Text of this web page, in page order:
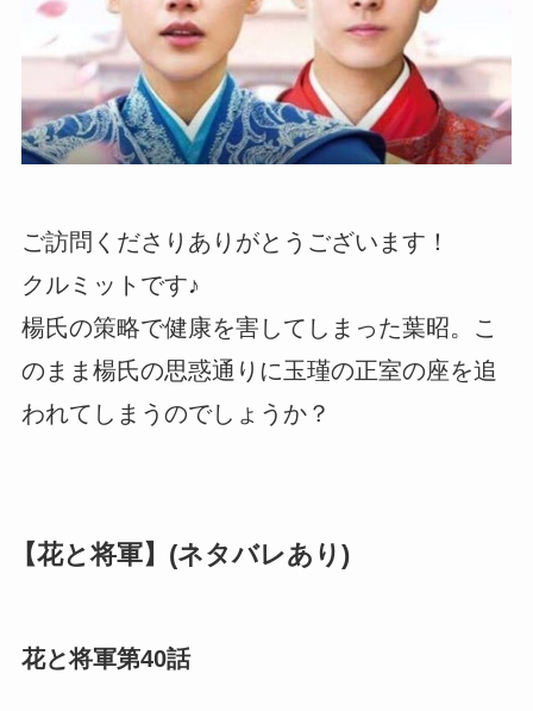
ご訪問くださりありがとうございます！
クルミットです♪
楊氏の策略で健康を害してしまった葉昭。こ
のまま楊氏の思惑通りに玉瑾の正室の座を追
われてしまうのでしょうか？
【花と将軍】(ネタバレあり)
花と将軍第40話